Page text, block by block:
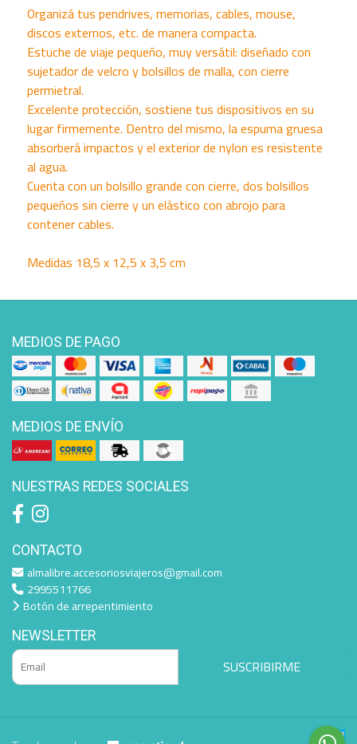
Organizá tus pendrives, memorias, cables, mouse,
discos externos, etc. de manera compacta.
Estuche de viaje pequeño, muy versátil: diseñado con
sujetador de velcro y bolsillos de malla, con cierre
permietral.
Excelente protección, sostiene tus dispositivos en su
lugar firmemente. Dentro del mismo, la espuma gruesa
absorberá impactos y el exterior de nylon es resistente
al agua.
Cuenta con un bolsillo grande con cierre, dos bolsillos
pequeños sin cierre y un elástico con abrojo para
contener cables.
Medidas 18,5 x 12,5 x 3,5 cm
MEDIOS DE PAGO
MEDIOS DE ENVÍO
NUESTRAS REDES SOCIALES
CONTACTO
almalibre.accesoriosviajeros@gmail.com
2995511766
Botón de arrepentimiento
NEWSLETTER
SUSCRIBIRME